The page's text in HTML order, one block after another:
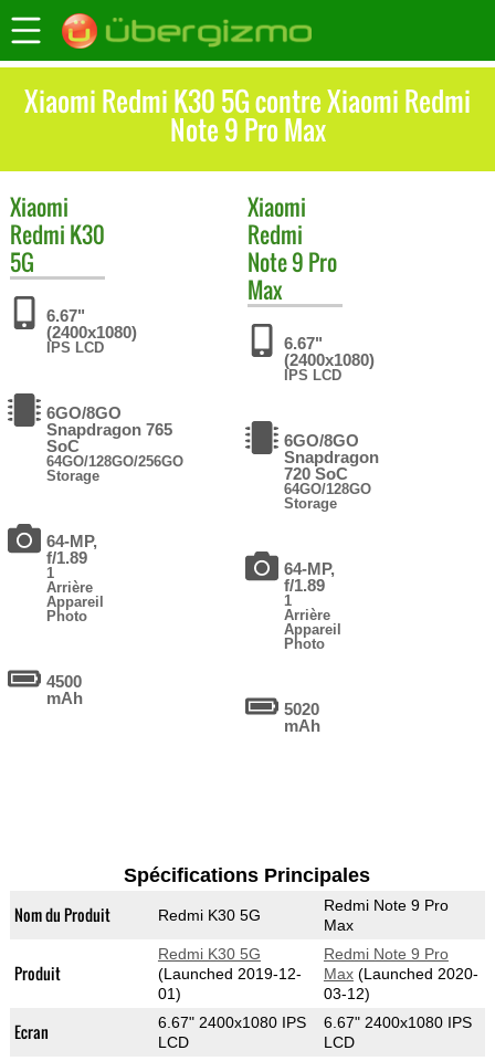
Xiaomi Redmi K30 5G contre Xiaomi Redmi
Note 9 Pro Max
Xiaomi
Redmi K30
5G
6.67"
(2400x1080)
IPS LCD
6GO/8GO
Snapdragon 765
SoC
64GO/128GO/256GO
Storage
64-MP,
f/1.89
1
Arrière
Appareil
Photo
4500
mAh
Xiaomi
Redmi
Note 9 Pro
Max
6.67"
(2400x1080)
IPS LCD
6GO/8GO
Snapdragon
720 SoC
64GO/128GO
Storage
64-MP,
f/1.89
1
Arrière
Appareil
Photo
5020
mAh
Spécifications Principales
Nom du Produit Redmi K30 5G
Redmi Note 9 Pro
Max
Produit
Redmi K30 5G
(Launched 2019-12-
01)
Redmi Note 9 Pro
Max(Launched 2020-
03-12)
Ecran
6.67" 2400x1080 IPS
LCD
6.67" 2400x1080 IPS
LCD